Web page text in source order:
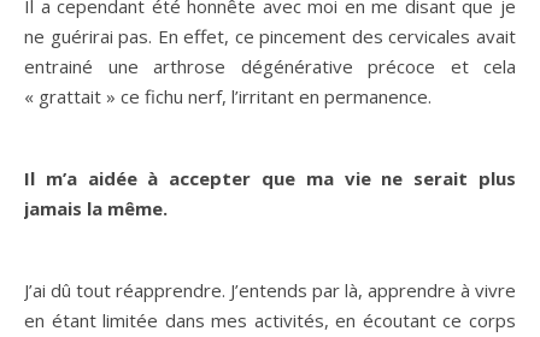
Il a cependant été honnête avec moi en me disant que je
ne guérirai pas. En effet, ce pincement des cervicales avait
entrainé une arthrose dégénérative précoce et cela
« grattait » ce fichu nerf, l’irritant en permanence.
Il m’a aidée à accepter que ma vie ne serait plus
jamais la même.
J’ai dû tout réapprendre. J’entends par là, apprendre à vivre
en étant limitée dans mes activités, en écoutant ce corps